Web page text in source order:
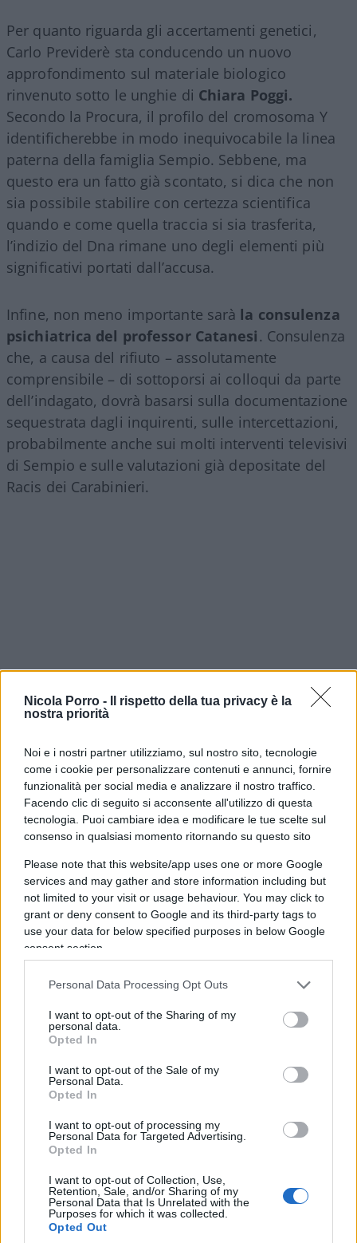
Nicola Porro -
Il rispetto della tua privacy è la
nostra priorità
Noi e i nostri partner utilizziamo, sul nostro sito, tecnologie
come i cookie per personalizzare contenuti e annunci, fornire
funzionalità per social media e analizzare il nostro traffico.
Facendo clic di seguito si acconsente all'utilizzo di questa
tecnologia. Puoi cambiare idea e modificare le tue scelte sul
consenso in qualsiasi momento ritornando su questo sito
Please note that this website/app uses one or more Google
services and may gather and store information including but
not limited to your visit or usage behaviour. You may click to
grant or deny consent to Google and its third-party tags to
use your data for below specified purposes in below Google
consent section.
Personal Data Processing Opt Outs
I want to opt-out of the Sharing of my
personal data.
Opted In
I want to opt-out of the Sale of my
Personal Data.
Opted In
I want to opt-out of processing my
Personal Data for Targeted Advertising.
Opted In
I want to opt-out of Collection, Use,
Retention, Sale, and/or Sharing of my
Personal Data that Is Unrelated with the
Purposes for which it was collected.
Opted Out
Per quanto riguarda gli accertamenti genetici,
Carlo Previderè sta conducendo un nuovo
approfondimento sul materiale biologico
rinvenuto sotto le unghie di Chiara Poggi.
Secondo la Procura, il profilo del cromosoma Y
identificherebbe in modo inequivocabile la linea
paterna della famiglia Sempio. Sebbene, ma
questo era un fatto già scontato, si dica che non
sia possibile stabilire con certezza scientifica
quando e come quella traccia si sia trasferita,
l’indizio del Dna rimane uno degli elementi più
significativi portati dall’accusa.
Infine, non meno importante sarà la consulenza
psichiatrica del professor Catanesi. Consulenza
che, a causa del rifiuto – assolutamente
comprensibile – di sottoporsi ai colloqui da parte
dell’indagato, dovrà basarsi sulla documentazione
sequestrata dagli inquirenti, sulle intercettazioni,
probabilmente anche sui molti interventi televisivi
di Sempio e sulle valutazioni già depositate del
Racis dei Carabinieri.
Tutto questo a poche settimane dalla scadenza
delle indagini fissata per il prossimo 28
settembre. Ebbene, malgrado stiamo vivendo una
delle estati più torride di sempre, il dibattito che si
continua a dispiegare sulle tv e sui social sta
diventando sempre più incandescente, soprattutto
da parte dei cosiddetti negazionisti, ovvero coloro
i quali, per le più disparate motivazioni personali,
si ostinano ad arrampicarsi sugli specchi per
convincere chi li ascolta che non solo la sentenza
oggi inattaccabile, ma anche la vecchia indagine
sarebbe stata condotta al massimo delle
possibilità tecnico-scientifiche dell’epoca.
In tal senso – lo ha ripetuto per l’ennesima volta
nel corso dell’ultima puntata di Filorosso, in onda
su Rai3 – il generale Garofano continua a
sostenere che all’epoca non erano disponibili le
giustificasse la mancata repertazione e analisi
della spazzatura, così come persino il manuale
delle giovani marmotte prescriveva già ai tempi